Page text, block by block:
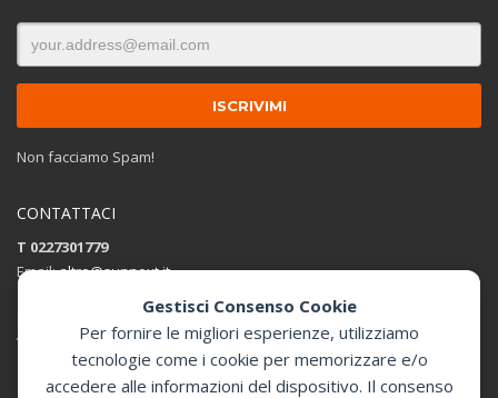
Gestisci Consenso Cookie
Per fornire le migliori esperienze, utilizziamo
tecnologie come i cookie per memorizzare e/o
accedere alle informazioni del dispositivo. Il consenso
Non facciamo Spam!
CONTATTACI
T 0227301779
Email:altro@sunnext.it
Via Perugino 44 , 20093 Cologno Monzese (MI)
Apri in Google Maps